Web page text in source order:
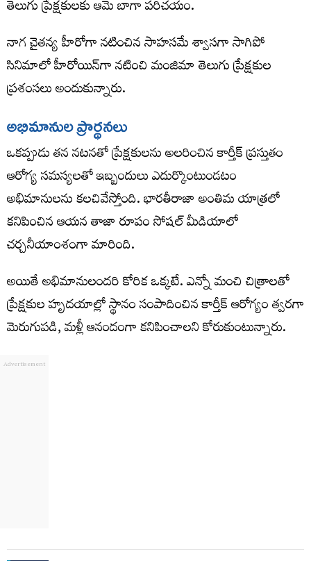
తెలుగు ప్రేక్షకులకు ఆమె బాగా పరిచయం.
నాగ చైతన్య హీరోగా నటించిన సాహసమే శ్వాసగా సాగిపో
సినిమాలో హీరోయిన్‌గా నటించి మంజిమా తెలుగు ప్రేక్షకుల
ప్రశంసలు అందుకున్నారు.
అభిమానుల ప్రార్థనలు
ఒకప్పుడు తన నటనతో ప్రేక్షకులను అలరించిన కార్తీక్ ప్రస్తుతం
ఆరోగ్య సమస్యలతో ఇబ్బందులు ఎదుర్కొంటుండటం
అభిమానులను కలచివేస్తోంది. భారతీరాజా అంతిమ యాత్రలో
కనిపించిన ఆయన తాజా రూపం సోషల్ మీడియాలో
చర్చనీయాంశంగా మారింది.
అయితే అభిమానులందరి కోరిక ఒక్కటే. ఎన్నో మంచి చిత్రాలతో
ప్రేక్షకుల హృదయాల్లో స్థానం సంపాదించిన కార్తీక్ ఆరోగ్యం త్వరగా
మెరుగుపడి, మళ్లీ ఆనందంగా కనిపించాలని కోరుకుంటున్నారు.